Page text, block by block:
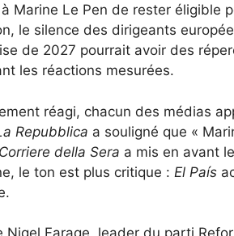
Marine Le Pen de rester éligible
le silence des dirigeants
de 2027 pourrait avoir des
les réactions mesurées.
réagi, chacun des médias
Repubblica a souligné que «
Corriere della Sera a mis en avant
le ton est plus critique : El País